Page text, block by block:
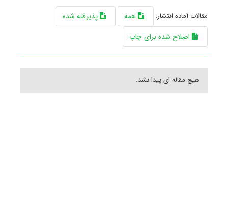
مقالات آماده انتشار: همه
پذیرفته شده
اصلاح شده برای چاپ
هیچ مقاله ای پیدا نشد.